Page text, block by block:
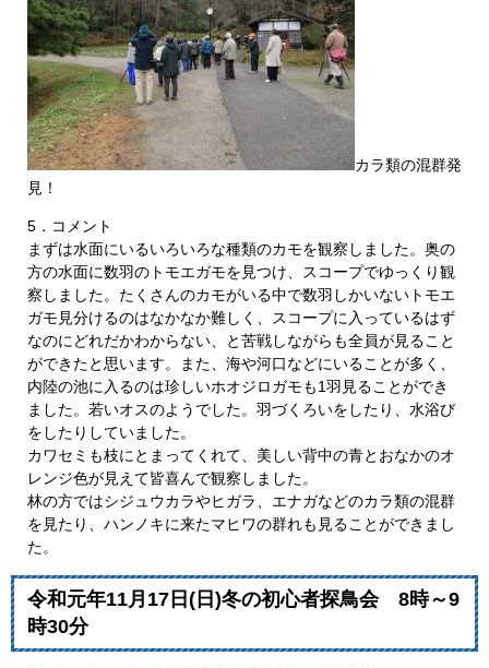
カラ類の混群発
見！
5．コメント
まずは水面にいるいろいろな種類のカモを観察しました。奥の
方の水面に数羽のトモエガモを見つけ、スコープでゆっくり観
察しました。たくさんのカモがいる中で数羽しかいないトモエ
ガモ見分けるのはなかなか難しく、スコープに入っているはず
なのにどれだかわからない、と苦戦しながらも全員が見ること
ができたと思います。また、海や河口などにいることが多く、
内陸の池に入るのは珍しいホオジロガモも1羽見ることができ
ました。若いオスのようでした。羽づくろいをしたり、水浴び
をしたりしていました。
カワセミも枝にとまってくれて、美しい背中の青とおなかのオ
レンジ色が見えて皆喜んで観察しました。
林の方ではシジュウカラやヒガラ、エナガなどのカラ類の混群
を見たり、ハンノキに来たマヒワの群れも見ることができまし
た。
令和元年11月17日(日)冬の初心者探鳥会 8時～9
時30分